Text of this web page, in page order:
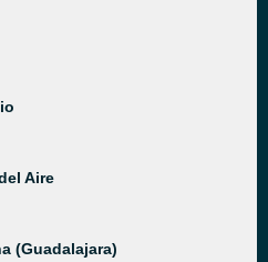
Aire
(Guadalajara)